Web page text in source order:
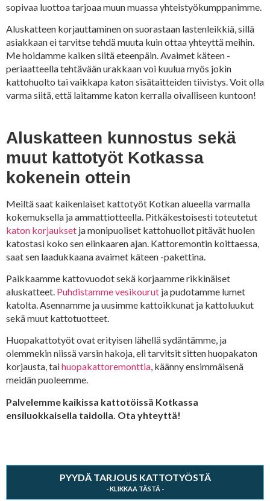
sopivaa luottoa tarjoaa muun muassa yhteistyökumppanimme.
Aluskatteen korjauttaminen on suorastaan lastenleikkiä, sillä
asiakkaan ei tarvitse tehdä muuta kuin ottaa yhteyttä meihin.
Me hoidamme kaiken siitä eteenpäin. Avaimet käteen -
periaatteella tehtävään urakkaan voi kuulua myös jokin
kattohuolto tai vaikkapa katon sisätaitteiden tiivistys. Voit olla
varma siitä, että laitamme katon kerralla oivalliseen kuntoon!
Aluskatteen kunnostus sekä
muut kattotyöt Kotkassa
kokenein ottein
Meiltä saat kaikenlaiset kattotyöt Kotkan alueella varmalla
kokemuksella ja ammattiotteella. Pitkäkestoisesti toteutetut
katon korjaukset ja monipuoliset kattohuollot pitävät huolen
katostasi koko sen elinkaaren ajan. Kattoremontin koittaessa,
saat sen laadukkaana avaimet käteen -pakettina.
Paikkaamme kattovuodot sekä korjaamme rikkinäiset
aluskatteet. Puhdistamme vesikourut ja pudotamme lumet
katolta. Asennamme ja uusimme kattoikkunat ja kattoluukut
sekä muut kattotuotteet.
Huopakattotyöt ovat erityisen lähellä sydäntämme, ja
olemmekin niissä varsin hakoja, eli tarvitsit sitten huopakaton
korjausta, taihuopakattoremonttia, käänny ensimmäisenä
meidän puoleemme.
Palvelemme kaikissa kattotöissä Kotkassa
ensiluokkaisella taidolla. Ota yhteyttä!
PYYDÄ TARJOUS KATTOTYÖSTÄ